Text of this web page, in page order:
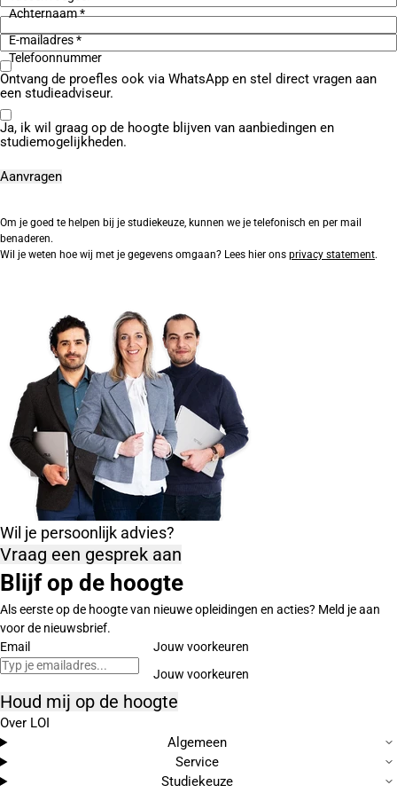
Achternaam *
E-mailadres *
Telefoonnummer
Ontvang de proefles ook via WhatsApp en stel direct vragen aan
een studieadviseur.
Ja, ik wil graag op de hoogte blijven van aanbiedingen en
studiemogelijkheden.
Om je goed te helpen bij je studiekeuze, kunnen we je telefonisch en per mail
benaderen.
Wil je weten hoe wij met je gegevens omgaan? Lees hier ons privacy statement.
Wil je persoonlijk advies?
Vraag een gesprek aan
Blijf op de hoogte
Als eerste op de hoogte van nieuwe opleidingen en acties? Meld je aan
voor de nieuwsbrief.
Email
Jouw voorkeuren
Houd mij op de hoogte
Over LOI
Algemeen
Service
Studiekeuze